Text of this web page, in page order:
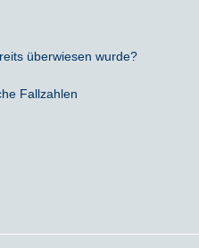
überwiesen wurde?
Fallzahlen